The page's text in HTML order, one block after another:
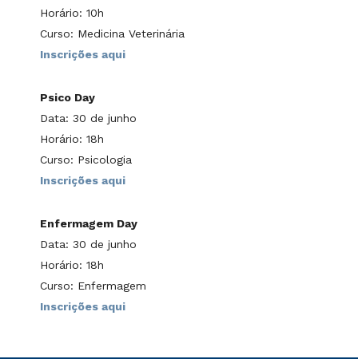
Horário: 10h
Curso: Medicina Veterinária
Inscrições aqui
Psico Day
Data: 30 de junho
Horário: 18h
Curso: Psicologia
Inscrições aqui
Enfermagem Day
Data: 30 de junho
Horário: 18h
Curso: Enfermagem
Inscrições aqui